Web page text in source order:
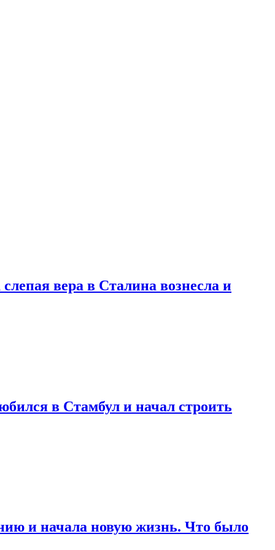
вера в Сталина вознесла и
в Стамбул и начал строить
и начала новую жизнь. Что было